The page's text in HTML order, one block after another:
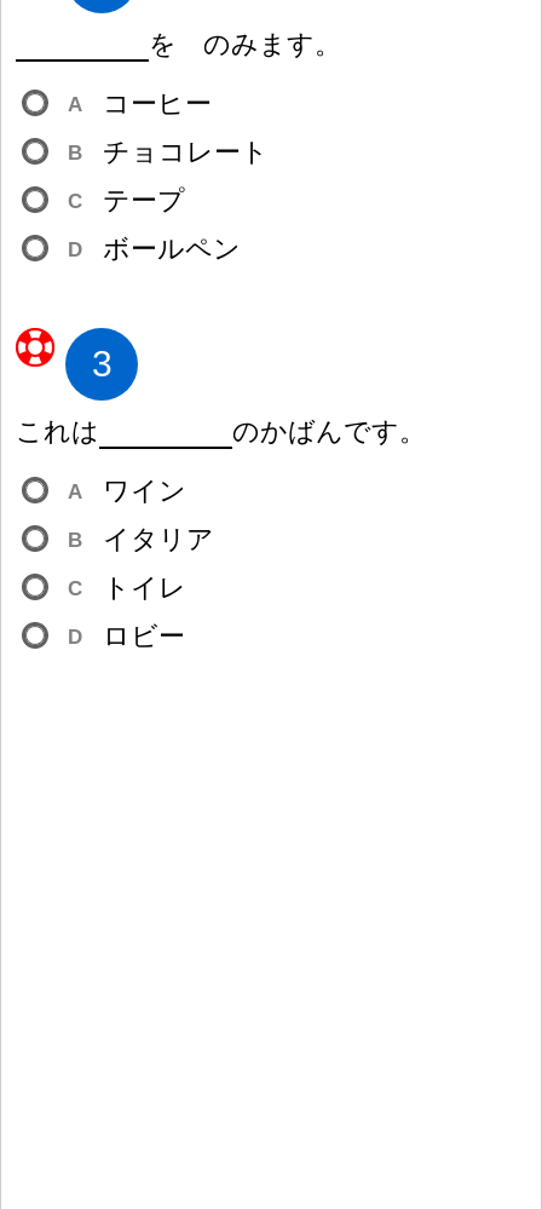
を のみます。
A コーヒー
B チョコレート
C テープ
D ボールペン
3
これは のかばんです。
A ワイン
B イタリア
C トイレ
D ロビー